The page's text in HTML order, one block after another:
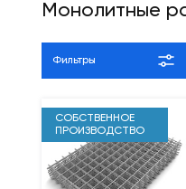
Монолитные
Фильтры
СОБСТВЕННОЕ
ПРОИЗВОДСТВО